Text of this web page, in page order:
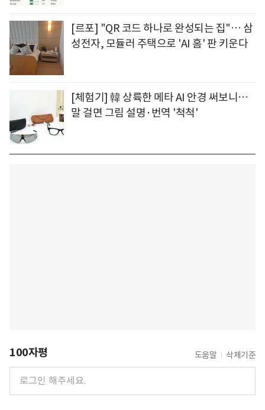
[르포] "QR 코드 하나로 완성되는 집"… 삼
성전자, 모듈러 주택으로 'AI 홈' 판 키운다
[체험기] 韓 상륙한 메타 AI 안경 써보니…
말 걸면 그림 설명·번역 '척척'
100자평 도움말 삭제기준